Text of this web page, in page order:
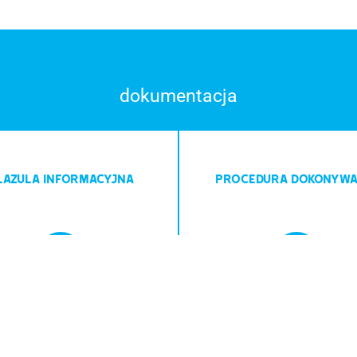
dokumentacja
INFORMACYJNA PROCEDURA